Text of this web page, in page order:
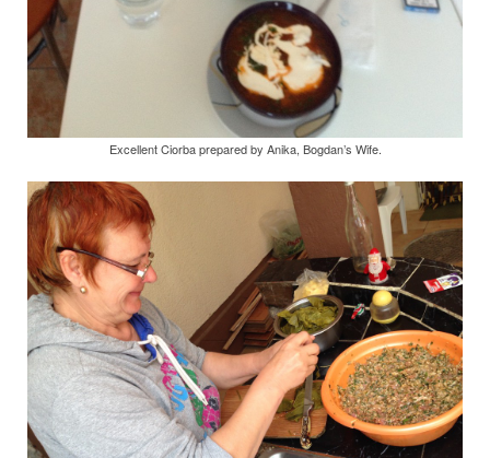
Excellent Ciorba prepared by Anika, Bogdan’s Wife.